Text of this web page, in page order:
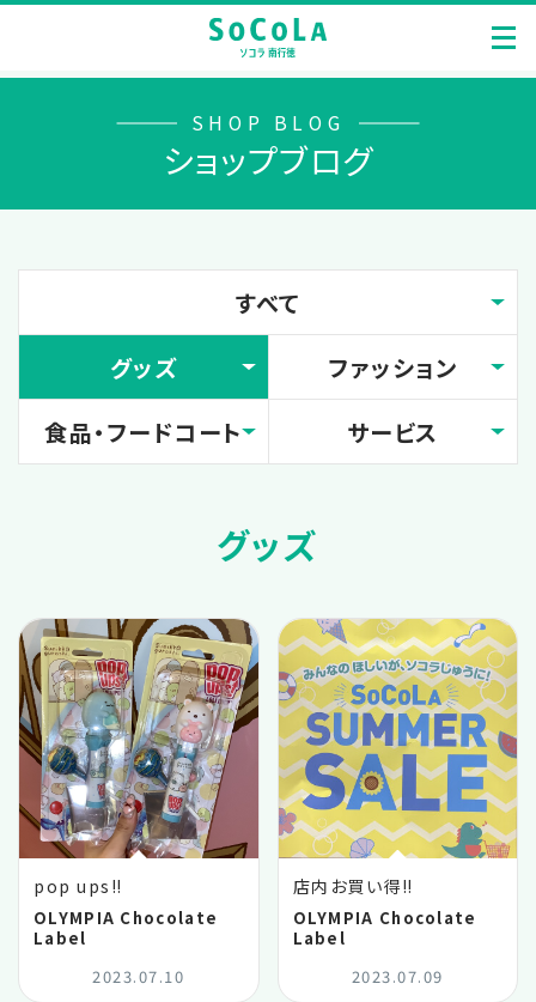
SHOP BLOG
ショップブログ
すべて
グッズ
ファッション
食品・フードコート
サービス
グッズ
pop ups‼︎
OLYMPIA Chocolate
Label
2023.07.10
店内お買い得‼️
OLYMPIA Chocolate
Label
2023.07.09